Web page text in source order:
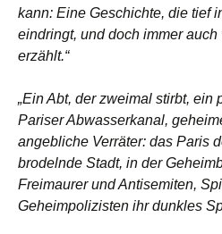
kann: Eine Geschichte, die tief
eindringt, und doch immer
erzählt.“
„Ein Abt, der zweimal stirbt, ein
Pariser Abwasserkanal,
angebliche Verräter: das Paris
brodelnde Stadt, in der
Freimaurer und Antisemiten,
Geheimpolizisten ihr dunkles